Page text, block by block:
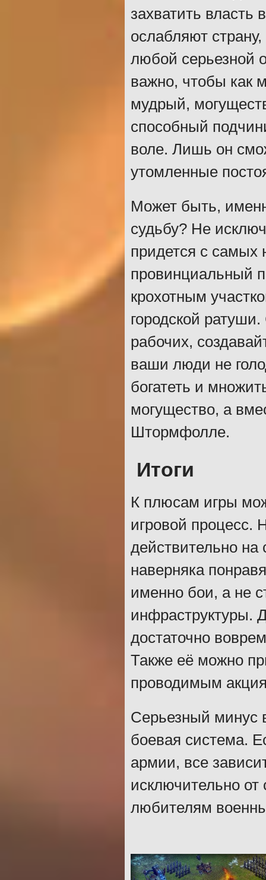
захватить
ослабляют
любой серьезной
важно, чтобы как
мудрый,
способный
воле. Лишь он
утомленные
Может быть,
судьбу? Не
придется с
провинциальный
крохотным
городской
рабочих,
ваши люди не
богатеть и
могущество, а
Штормфолле.
Итоги
К плюсам игры
игровой процесс.
действительно на
наверняка
именно бои, а не
инфраструктуры.
достаточно
Также её можно
проводимым
Серьезный минус
боевая система.
армии, все
исключительно от
любителям